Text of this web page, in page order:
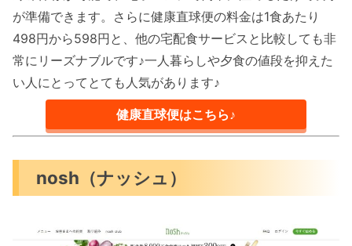
が準備できます。さらに健康直球便の料金は1食あたり
498円から598円と、他の宅配食サービスと比較しても非
常にリーズナブルです♪一人暮らしや夕食の値段を抑えた
い人にとってとても人気があります♪
健康直球便はこちら♪
nosh（ナッシュ）